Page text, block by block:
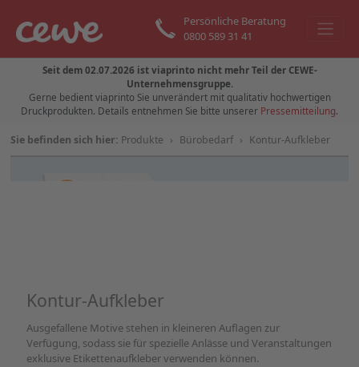
Persönliche Beratung
0800 589 31 41
Seit dem 02.07.2026 ist viaprinto nicht mehr Teil der CEWE-
Unternehmensgruppe.
Gerne bedient viaprinto Sie unverändert mit qualitativ hochwertigen
Druckprodukten. Details entnehmen Sie bitte unserer Pressemitteilung.
Sie befinden sich hier: Produkte › Bürobedarf› Kontur-Aufkleber
Kontur-Aufkleber
Ausgefallene Motive stehen in kleineren Auflagen zur
Verfügung, sodass sie für spezielle Anlässe und Veranstaltungen
exklusive Etikettenaufkleber verwenden können.